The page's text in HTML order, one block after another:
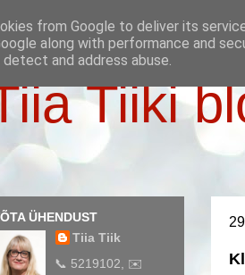
Tiiki
ÜHENDUST
Tiia Tiik
📞 5219102, ✉️
from Google to deliver its
along with performance and
and address abuse.